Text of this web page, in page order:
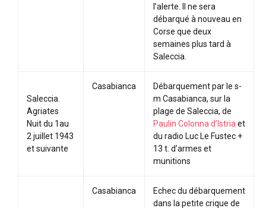
l’alerte. Il ne sera
débarqué à nouveau en
Corse que deux
semaines plus tard à
Saleccia.
Saleccia.
Agriates
Nuit du 1au
2 juillet 1943
et suivante
Casabianca
Débarquement par le s-
m Casabianca, sur la
plage de Saleccia, de
Paulin Colonna d’Istria et
du radio Luc Le Fustec +
13 t. d’armes et
munitions
Casabianca
Echec du débarquement
dans la petite crique de